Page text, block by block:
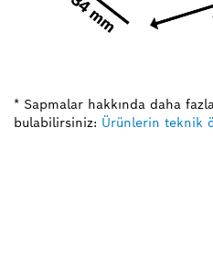
* Sapmalar hakkında daha
bulabilirsiniz: Ürünlerin teknik